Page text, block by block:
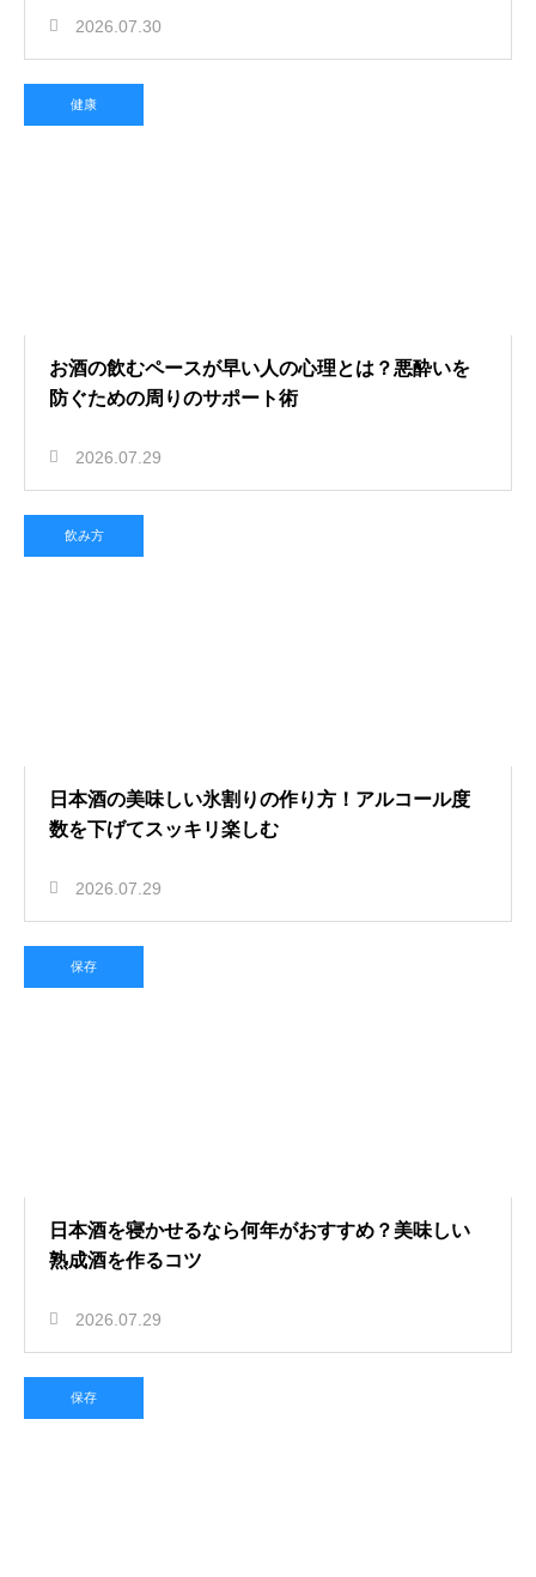
2026.07.30
健康
お酒の飲むペースが早い人の心理とは？悪酔いを
防ぐための周りのサポート術
2026.07.29
飲み方
日本酒の美味しい氷割りの作り方！アルコール度
数を下げてスッキリ楽しむ
2026.07.29
保存
日本酒を寝かせるなら何年がおすすめ？美味しい
熟成酒を作るコツ
2026.07.29
保存